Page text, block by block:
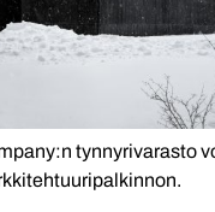
tynnyrivarasto